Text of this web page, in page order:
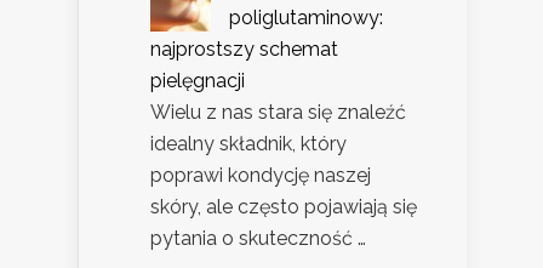
poliglutaminowy:
najprostszy schemat
pielęgnacji
Wielu z nas stara się znaleźć
idealny składnik, który
poprawi kondycję naszej
skóry, ale często pojawiają się
pytania o skuteczność …